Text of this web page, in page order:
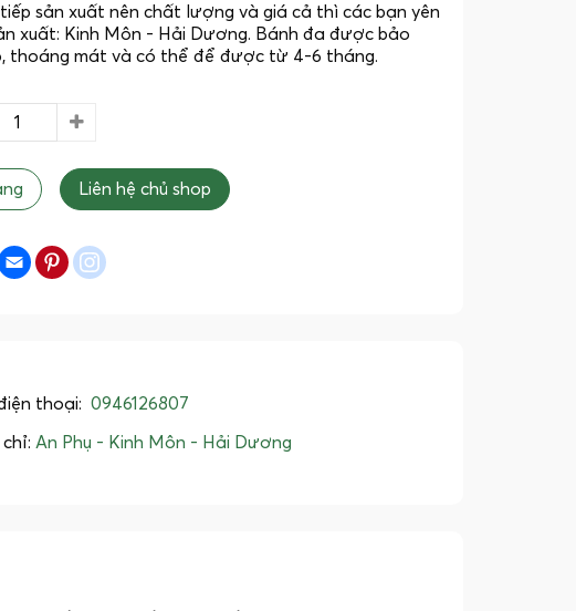
sản xuất nên chất lượng và giá cả thì các bạn yên
xuất: Kinh Môn - Hải Dương. Bánh đa được bảo
thoáng mát và có thể để được từ 4-6 tháng.
Liên hệ chủ shop
EmailPinterest
thoại: 0946126807
An Phụ - Kinh Môn - Hải Dương